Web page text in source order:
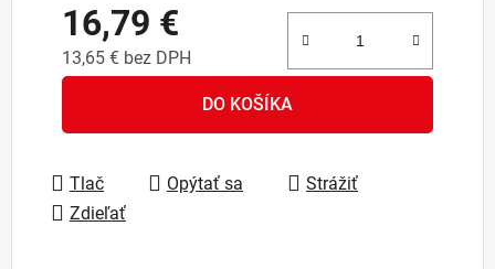
16,79 €
13,65 € bez DPH
DO KOŠÍKA
Tlač Opýtať sa
Strážiť
Zdieľať